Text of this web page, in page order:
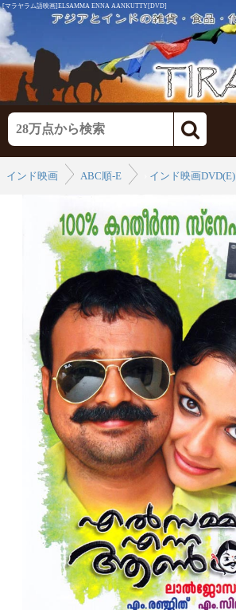
[マラヤラム語映画]ELSAMMA ENNA AANKUTTY[DVD]
インド映画
ABC順-E インド映画DVD(E)